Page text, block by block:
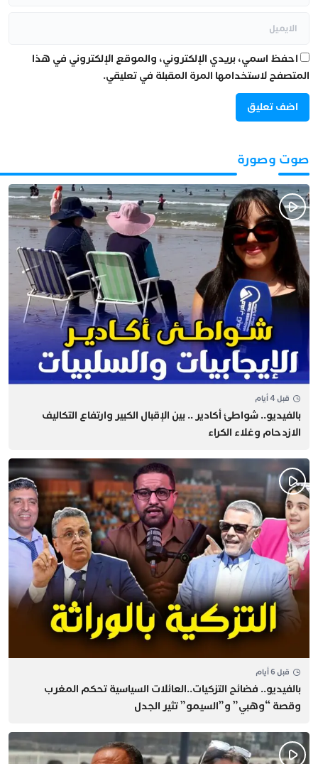
احفظ اسمي، بريدي الإلكتروني، والموقع الإلكتروني في هذا
المتصفح لاستخدامها المرة المقبلة في تعليقي.
صوت وصورة
قبل 4 أيام
بالفيديو.. شواطئ أكادير .. بين الإقبال الكبير وارتفاع التكاليف
الازدحام وغلاء الكراء
قبل 6 أيام
بالفيديو.. فضائح التزكيات..العائلات السياسية تحكم المغرب
وقصة “وهبي” و”السيمو” تثير الجدل